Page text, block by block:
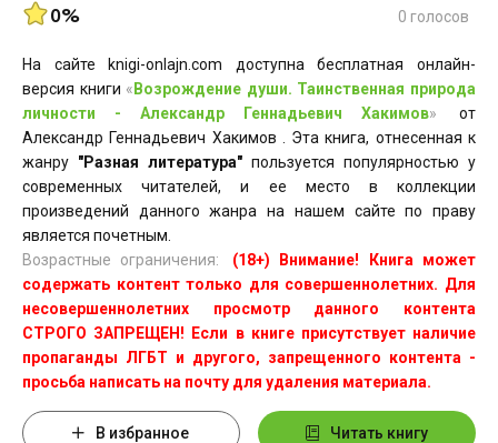
0% 0 голосов
На сайте knigi-onlajn.com доступна бесплатная онлайн-
версия книги « Возрождение души. Таинственная природа
личности - Александр Геннадьевич Хакимов»
от
Александр Геннадьевич Хакимов . Эта книга, отнесенная к
жанру "Разная литература" пользуется популярностью у
современных читателей, и ее место в коллекции
произведений данного жанра на нашем сайте по праву
является почетным.
Возрастные ограничения:
(18+) Внимание! Книга может
содержать контент только для совершеннолетних. Для
несовершеннолетних просмотр данного контента
СТРОГО ЗАПРЕЩЕН! Если в книге присутствует наличие
пропаганды ЛГБТ и другого, запрещенного контента -
просьба написать на почту для удаления материала.
В избранное Читать книгу